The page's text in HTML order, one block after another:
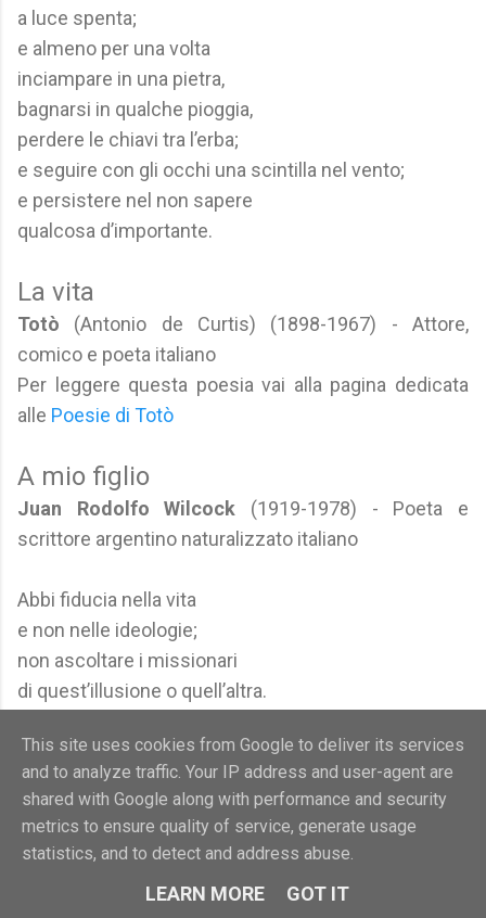
a luce spenta;
e almeno per una volta
inciampare in una pietra,
bagnarsi in qualche pioggia,
perdere le chiavi tra l’erba;
e seguire con gli occhi una scintilla nel vento;
e persistere nel non sapere
qualcosa d’importante.
La vita
Totò (Antonio de Curtis) (1898-1967) - Attore,
comico e poeta italiano
Per leggere questa poesia vai alla pagina dedicata
alle Poesie di Totò
A mio figlio
Juan Rodolfo Wilcock (1919-1978) - Poeta e
scrittore argentino naturalizzato italiano
Abbi fiducia nella vita
e non nelle ideologie;
non ascoltare i missionari
di quest’illusione o quell’altra.
affermativa, l’invenzione;
il sistema invece è caratteristico
della mancanza d’immaginazione.
Ricorda che tutto accade
il che non ti vieta di fare
This site uses cookies from Google to deliver its services
and to analyze traffic. Your IP address and user-agent are
shared with Google along with performance and security
metrics to ensure quality of service, generate usage
statistics, and to detect and address abuse.
LEARN MORE GOT IT